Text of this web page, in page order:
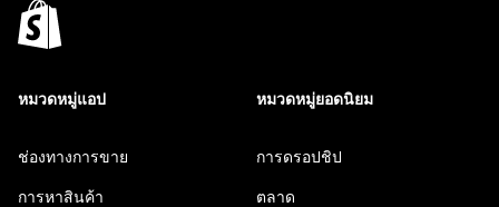
หมวดหมู่แอป
ช่องทางการขาย
การหาสินค้า
หมวดหมู่ยอดนิยม
การดรอปชิป
ตลาด